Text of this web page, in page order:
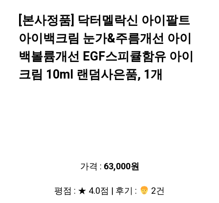
[본사정품] 닥터멜락신 아이팔트
아이백크림 눈가&주름개선 아이
백볼륨개선 EGF스피큘함유 아이
크림 10ml 랜덤사은품, 1개
가격 : 63,000원
평점 : ★ 4.0점 | 후기 :
2건